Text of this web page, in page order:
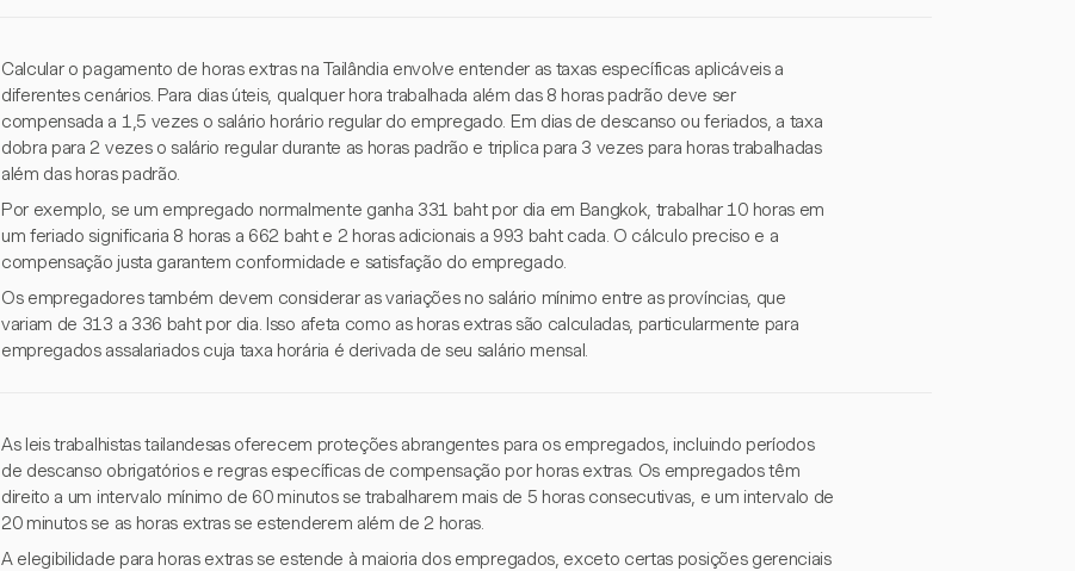
Calcular o pagamento de horas extras na Tailândia envolve entender as taxas específicas aplicáveis a
diferentes cenários. Para dias úteis, qualquer hora trabalhada além das 8 horas padrão deve ser
compensada a 1,5 vezes o salário horário regular do empregado. Em dias de descanso ou feriados, a taxa
dobra para 2 vezes o salário regular durante as horas padrão e triplica para 3 vezes para horas trabalhadas
além das horas padrão.
Por exemplo, se um empregado normalmente ganha 331 baht por dia em Bangkok, trabalhar 10 horas em
um feriado significaria 8 horas a 662 baht e 2 horas adicionais a 993 baht cada. O cálculo preciso e a
compensação justa garantem conformidade e satisfação do empregado.
Os empregadores também devem considerar as variações no salário mínimo entre as províncias, que
variam de 313 a 336 baht por dia. Isso afeta como as horas extras são calculadas, particularmente para
empregados assalariados cuja taxa horária é derivada de seu salário mensal.
As leis trabalhistas tailandesas oferecem proteções abrangentes para os empregados, incluindo períodos
de descanso obrigatórios e regras específicas de compensação por horas extras. Os empregados têm
direito a um intervalo mínimo de 60 minutos se trabalharem mais de 5 horas consecutivas, e um intervalo de
20 minutos se as horas extras se estenderem além de 2 horas.
A elegibilidade para horas extras se estende à maioria dos empregados, exceto certas posições gerenciais